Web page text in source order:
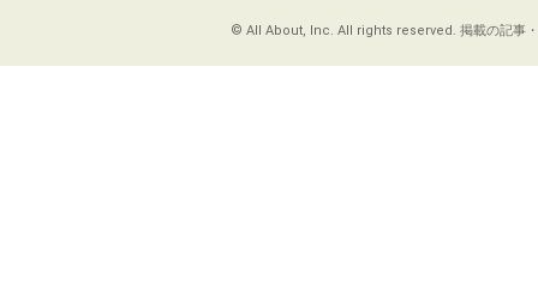
© All About, Inc. All rights reserved. 掲載の記事・